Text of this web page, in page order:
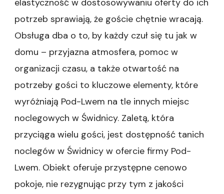
elastyczność w dostosowywaniu oferty do ich
potrzeb sprawiają, że goście chętnie wracają.
Obsługa dba o to, by każdy czuł się tu jak w
domu – przyjazna atmosfera, pomoc w
organizacji czasu, a także otwartość na
potrzeby gości to kluczowe elementy, które
wyróżniają Pod-Lwem na tle innych miejsc
noclegowych w Świdnicy. Zaletą, która
przyciąga wielu gości, jest dostępność tanich
noclegów w Świdnicy w ofercie firmy Pod-
Lwem. Obiekt oferuje przystępne cenowo
pokoje, nie rezygnując przy tym z jakości